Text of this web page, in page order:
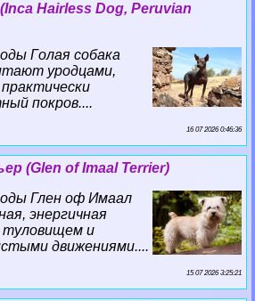
Hairless Dog, Peruvian
Гoлая собака
уpoдцами,
покров....
16 07 2026 0:46:36
(Glen of Imaal Terrier)
Глен оф Имаал
энергичная
туловищем и
движениями....
15 07 2026 3:25:21